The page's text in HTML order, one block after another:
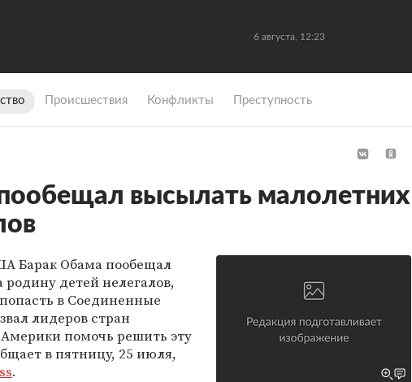
6 августа, 12:23
Происшествия Конфликты Преступность
высылать малолетних
Барак Обама пообещал
родину детей нелегалов,
в Соединенные
лидеров стран
помочь решить эту
в пятницу, 25 июля,
.